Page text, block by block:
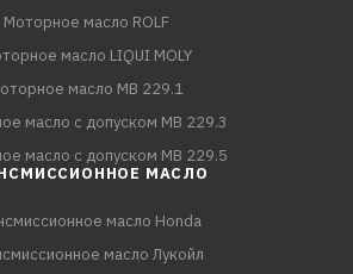
Моторное масло ROLF
масло LIQUI MOLY
масло MB 229.1
масло с допуском MB 229.3
масло с допуском MB 229.5
МАСЛО
масло Honda
масло Лукойл